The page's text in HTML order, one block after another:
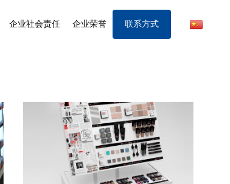
企业社会责任 企业荣誉 联系方式